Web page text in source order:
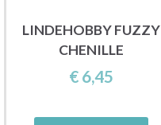
LINDEHOBBY FUZZY
CHENILLE
€ 6,45